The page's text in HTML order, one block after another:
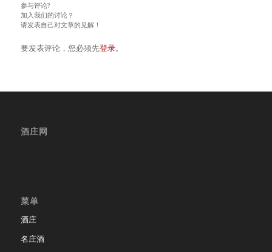
参与评论?
加入我们的讨论？
请发表自己对文章的见解！
要发表评论，您必须先登录。
酒庄网
菜单
酒庄
名庄酒